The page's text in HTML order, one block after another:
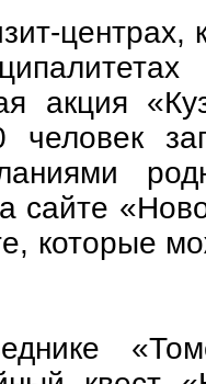
акция
сайте
которые